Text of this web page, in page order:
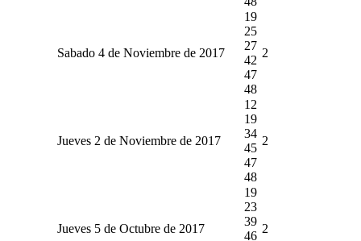
Sabado 4 de Noviembre de 2017
19
25
27
42
47
48
2
Jueves 2 de Noviembre de 2017
12
19
34
45
47
48
2
Jueves 5 de Octubre de 2017
19
23
39
46
2